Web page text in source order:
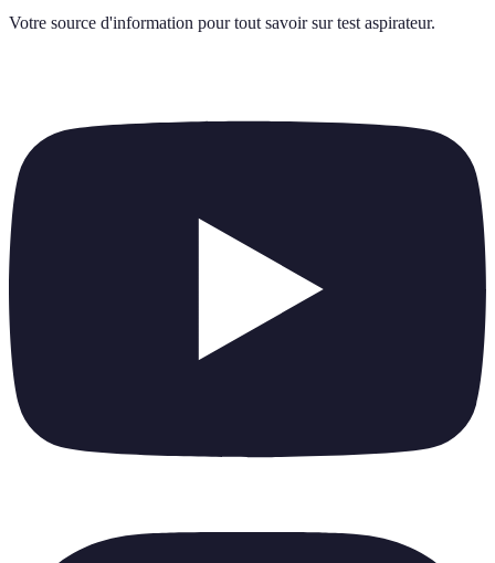
Votre source d'information pour tout savoir sur test aspirateur.